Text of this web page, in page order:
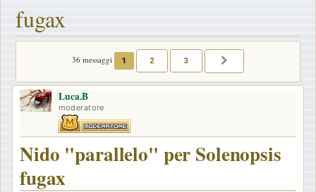
fugax
36 messaggi 1 2 3
Luca.B
moderatore
Nido "parallelo" per Solenopsis
fugax